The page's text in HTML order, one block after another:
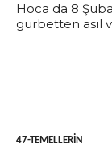
Hoca da 8
gurbetten asıl
47-TEMELLERİN